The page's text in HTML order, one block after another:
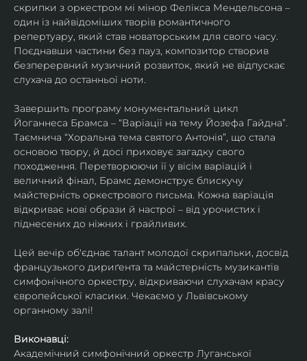
скрипки з оркестром мі мінор Фелікса Мендельсона –
один із найвідоміших творів романтичного
репертуару, який став новаторським для свого часу.
Поєднавши частини без пауз, композитор створив
безперервний музичний розвиток, який не відпускає
слухача до останньої ноти.
Завершить програму монументальний цикл
Йоганнеса Брамса – “Варіації на тему Йозефа Гайдна”.
Таємнича “Хоральна тема святого Антонія”, що стала
основою твору, й досі приховує загадку свого
походження. Перетворюючи її у вісім варіацій і
величний фінал, Брамс демонструє блискучу
майстерність оркестрового письма. Кожна варіація
відкриває нові образи й настрої – від урочистих і
піднесених до ніжних і грайливих.
Цей вечір об'єднає талант молодої скрипальки, досвід
французького дириґента та майстерність музикантів
симфонічного оркестру, відкриваючи слухачам красу
європейської класики. Чекаємо у Львівському
органному залі!
Виконавці:
Академічний симфонічний оркестр Луганської